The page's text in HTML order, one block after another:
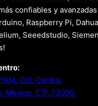
confiables y
Raspberry Pi,
Seeedstudio,
Col. Centro.
Mexico. C.P. 72000.